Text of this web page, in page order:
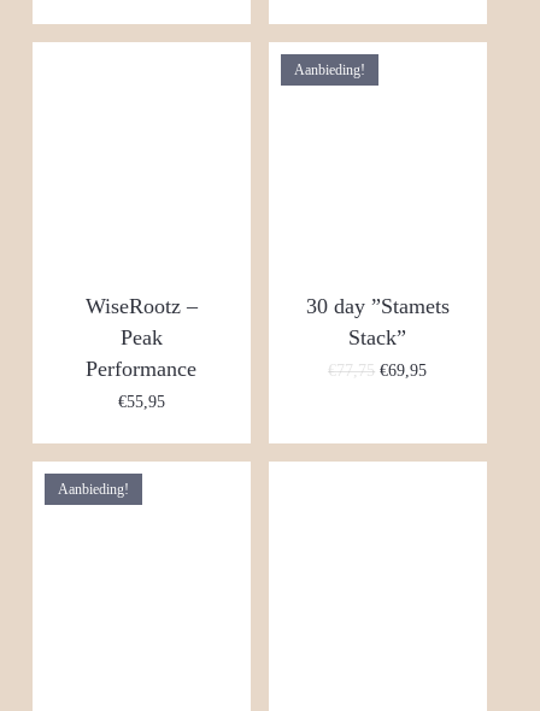
WiseRootz –
Peak
Performance
€55,95
Aanbieding!
30 day ”Stamets
Stack”
€77,75 Oorspronkelijke
€69,95Huidige
Aanbieding!